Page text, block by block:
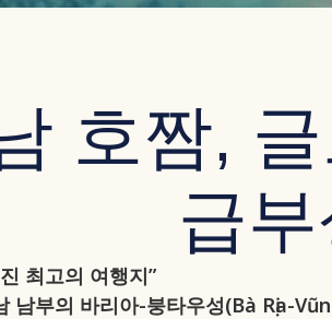
호짬,
급
최고의 여행지”
남부의 바리아-붕타우성(Bà Rịa-